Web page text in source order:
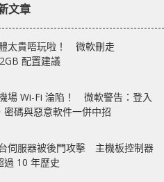
文章
太貴唔玩啦！ 微軟刪走
配置建議
場 Wi-Fi 淪陷！ 微軟警告：登入
密碼與惡意軟件一併中招
伺服器被後門攻擊 主機板控制器
過 10 年歷史